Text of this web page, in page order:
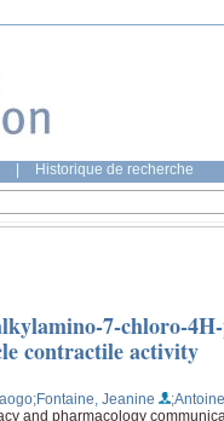
Historique de recherche
7-chloro-
contractile activity
;Fontaine, Jeanine
and pharmacology